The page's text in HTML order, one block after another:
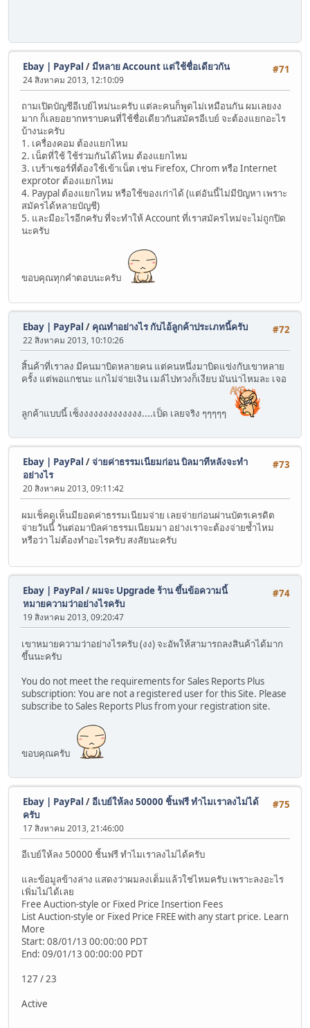
#71
Ebay | PayPal / มีหลาย Account แต่ใช้ชื่อเดียวกัน
24 สิงหาคม 2013, 12:10:09
ถามเปิดบัญชีอีเบย์ไหม่นะครับ แต่ละคนก็พูดไม่เหมือนกัน ผมเลยงง
มาก ก็เลยอยากทราบคนที่ใช้ชื่อเดียวกันสมัครอีเบย์ จะต้องแยกอะไร
บ้างนะครับ
1. เครื่องคอม ต้องแยกไหม
2. เน็ตที่ใช้ ใช้ร่วมกันได้ไหม ต้องแยกไหม
3. เบร้าเซอร์ที่ต้องใช้เข้าเน็ต เช่น Firefox, Chrom หรือ Internet
exprotor ต้องแยกไหม
4. Paypal ต้องแยกไหม หรือใช้ของเก่าได้ (แต่อันนี้ไม่มีปัญหา เพราะ
สมัครได้หลายบัญชี)
5. และมีอะไรอีกครับ ที่จะทำให้ Account ที่เราสมัครไหม่จะไม่ถูกปิด
นะครับ
ขอบคุณทุกคำตอบนะครับ
#72
Ebay | PayPal / คุณทำอย่างไร กับไอ้ลูกค้าประเภทนี้ครับ
22 สิงหาคม 2013, 10:10:26
สิ้นค้าที่เราลง มีคนมาบิดหลายคน แต่คนหนึ่งมาบิดแข่งกับเขาหลาย
ครั้ง แต่พอแกชนะ แกไม่จ่ายเงิน เมล์ไปทวงก็เงียบ มันน่าไหมละ เจอ
ลูกค้าแบบนี้ เซ็งงงงงงงงงงงงง....เป็ด เลยจริง ๆๆๆๆๆ
#73
Ebay | PayPal /จ่ายค่าธรรมเนียมก่อน บิลมาทีหลังจะทำ
อย่างไร
20 สิงหาคม 2013, 09:11:42
ผมเช็คดูเห็นมียอดค่าธรรมเนียมจ่าย เลยจ่ายก่อนผ่านบัตรเครดิต
จ่ายวันนี้ วันต่อมาบิลค่าธรรมเนียมมา อย่างเราจะต้องจ่ายซ้ำไหม
หรือว่า ไม่ต้องทำอะไรครับ สงสัยนะครับ
#74
Ebay | PayPal /ผมจะ Upgrade ร้าน ขึ้นข้อความนี้
หมายความว่าอย่างไรครับ
19 สิงหาคม 2013, 09:20:47
เขาหมายความว่าอย่างไรครับ (งง) จะอัพให้สามารถลงสินค้าได้มาก
ขึ้นนะครับ
You do not meet the requirements for Sales Reports Plus
subscription: You are not a registered user for this Site. Please
subscribe to Sales Reports Plus from your registration site.
ขอบคุณครับ
#75
Ebay | PayPal / อีเบย์ให้ลง 50000 ชิ้นฟรี ทำไมเราลงไม่ได้
ครับ
17 สิงหาคม 2013, 21:46:00
อีเบย์ให้ลง 50000 ชิ้นฟรี ทำไมเราลงไม่ได้ครับ
และข้อมูลข้างล่าง แสดงว่าผมลงเต็มแล้วใช่ไหมครับ เพราะลงอะไร
เพิ่มไม่ได้เลย
Free Auction-style or Fixed Price Insertion Fees
List Auction-style or Fixed Price FREE with any start price. Learn
More
Start: 08/01/13 00:00:00 PDT
End: 09/01/13 00:00:00 PDT
127 / 23
Active